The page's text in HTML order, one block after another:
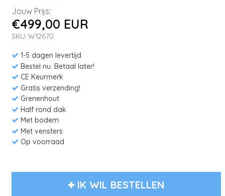
Jouw Prijs:
€499,00 EUR
SKU: W12670
1-5 dagen levertijd
Bestel nu. Betaal later!
CE Keurmerk
Gratis verzending!
Grenenhout
Half rond dak
Met bodem
Met vensters
Op voorraad
IK WIL BESTELLEN